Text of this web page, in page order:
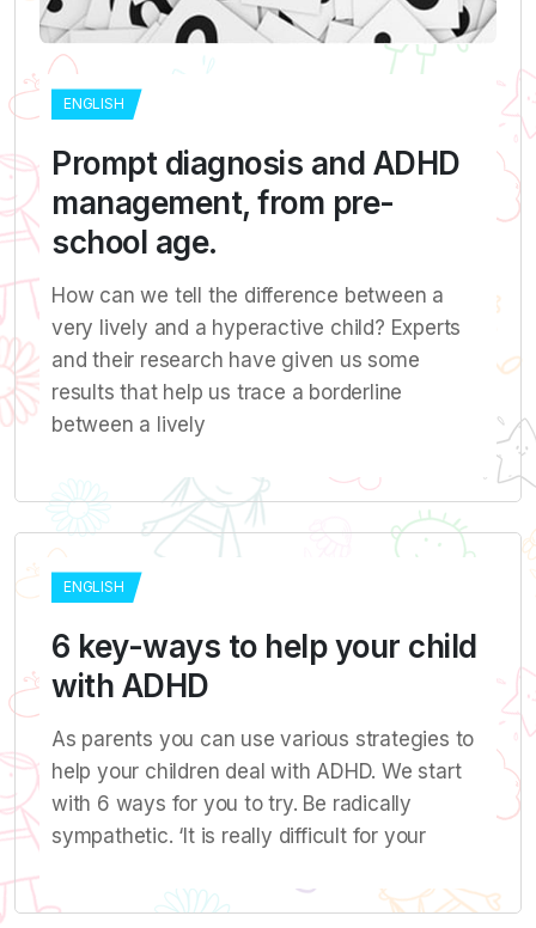
ENGLISH
Prompt diagnosis and ADHD
management, from pre-
school age.
How can we tell the difference between a
very lively and a hyperactive child? Experts
and their research have given us some
results that help us trace a borderline
between a lively
ENGLISH
6 key-ways to help your child
with ADHD
As parents you can use various strategies to
help your children deal with ADHD. We start
with 6 ways for you to try. Be radically
sympathetic. ‘It is really difficult for your